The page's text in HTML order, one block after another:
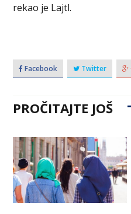
rekao je Lajtl.
Facebook Twitter
PROČITAJTE JOŠ